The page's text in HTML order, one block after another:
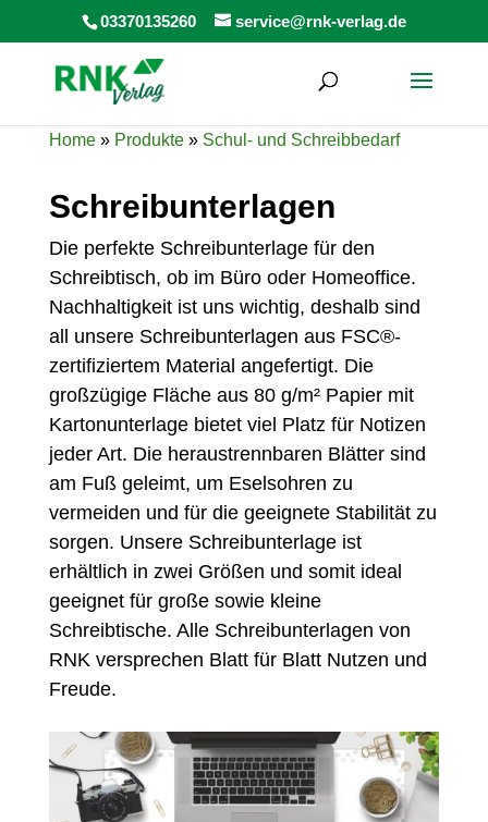
03370135260 service@rnk-verlag.de
Home» Produkte» Schul- und Schreibbedarf
Schreibunterlagen
Die perfekte Schreibunterlage für den
Schreibtisch, ob im Büro oder Homeoffice.
Nachhaltigkeit ist uns wichtig, deshalb sind
all unsere Schreibunterlagen aus FSC®-
zertifiziertem Material angefertigt. Die
großzügige Fläche aus 80 g/m² Papier mit
Kartonunterlagebietet viel Platz für Notizen
jeder Art. Die heraustrennbaren Blätter sind
am Fuß geleimt, um Eselsohren zu
vermeiden und für die geeignete Stabilität zu
sorgen. Unsere Schreibunterlage ist
erhältlich in zwei Größen und somit ideal
geeignet für große sowie kleine
Schreibtische. Alle Schreibunterlagen von
RNK versprechen Blatt für Blatt Nutzen und
Freude.